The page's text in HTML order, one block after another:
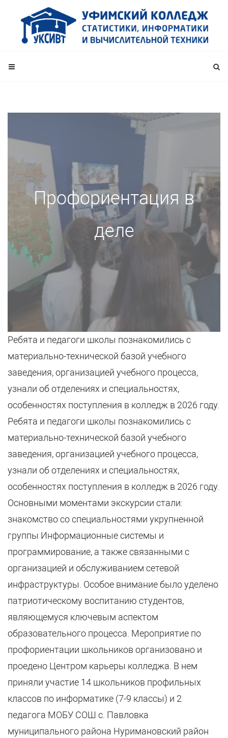
Профориентация в
деле
Ребята и педагоги школы познакомились с
материально-технической базой учебного
заведения, организацией учебного процесса,
узнали об отделениях и специальностях,
особенностях поступления в колледж в 2026 году.
Ребята и педагоги школы познакомились с
материально-технической базой учебного
заведения, организацией учебного процесса,
узнали об отделениях и специальностях,
особенностях поступления в колледж в 2026 году.
Основными моментами экскурсии стали:
знакомство со специальностями укрупненной
группы Информационные системы и
программирование, а также связанными с
организацией и обслуживанием сетевой
инфраструктуры. Особое внимание было уделено
патриотическому воспитанию студентов,
являющемуся ключевым аспектом
образовательного процесса. Мероприятие по
профориентации школьников организовано и
проедено Центром карьеры колледжа. В нем
приняли участие 14 школьников профильных
классов по информатике (7-9 классы) и 2
педагога МОБУ СОШ с. Павловка
муниципального района Нуримановский район